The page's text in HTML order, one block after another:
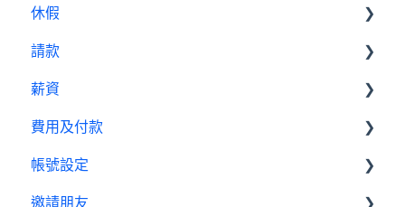
公告
行事曆
績效管理
設定
報表
基本設定
出勤管理者
我是員工
休假
基本設置
休假管理員
請款
請款管理員
薪資
基本設置
薪資管理員
費用及付款
訂閱相關
費用及付款
帳號設定
管理設定
邀請朋友